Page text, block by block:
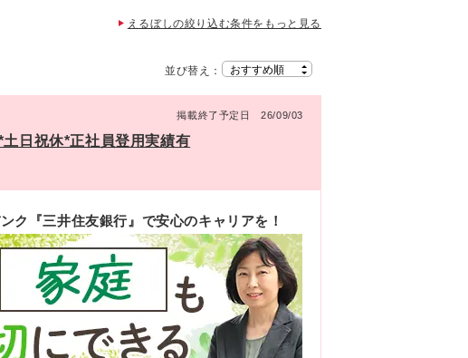
えるぼしの絞り込む条件をもっと見る
並び替え：
掲載終了予定日 26/09/03
日祝休*正社員登用実績有
『三井住友銀行』で安心のキャリアを！